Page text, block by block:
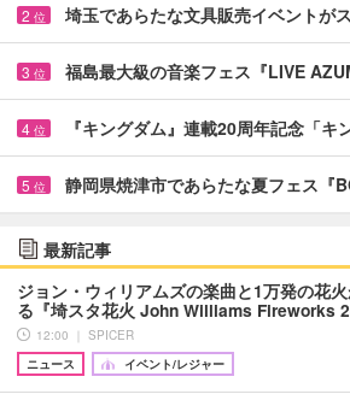
2 位 埼玉であらたな文具販売イベント
3 位 福島最大級の音楽フェス『LIVE
4 位 『キングダム』連載20周年記念「
5 位 静岡県焼津市であらたな夏フェス『
最新記事
ジョン・ウィリアムズの楽曲と1万発の花
る『埼スタ花火 John Williams Fireworks
12:00 ｜ SPICER
ニュース
イベント/レジャー